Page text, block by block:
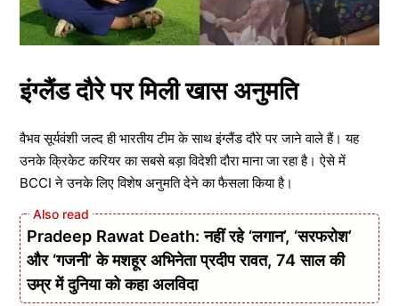
इंग्लैंड दौरे पर मिली खास अनुमति
वैभव सूर्यवंशी जल्द ही भारतीय टीम के साथ इंग्लैंड दौरे पर जाने वाले हैं। यह
उनके क्रिकेट करियर का सबसे बड़ा विदेशी दौरा माना जा रहा है। ऐसे में
BCCI ने उनके लिए विशेष अनुमति देने का फैसला किया है।
Pradeep Rawat Death: नहीं रहे ‘लगान’, ‘सरफरोश’
और ‘गजनी’ के मशहूर अभिनेता प्रदीप रावत, 74 साल की
उम्र में दुनिया को कहा अलविदा